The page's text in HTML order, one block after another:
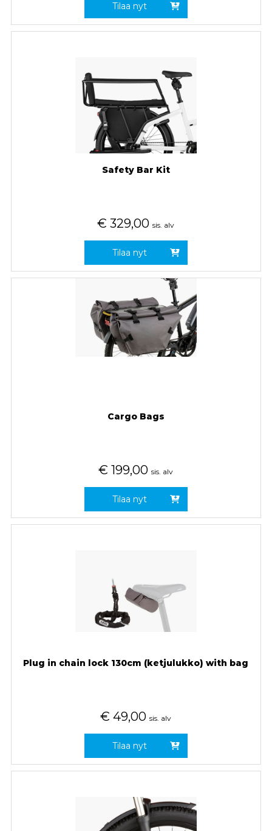
Tilaa nyt
Safety Bar Kit
€ 329,00 sis. alv
Tilaa nyt
Cargo Bags
€ 199,00 sis. alv
Tilaa nyt
Plug in chain lock 130cm (ketjulukko) with bag
€ 49,00 sis. alv
Tilaa nyt